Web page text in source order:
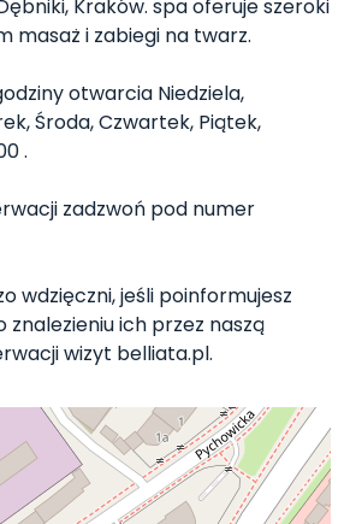
Kraków. spa oferuje szeroki
masaż i zabiegi na twarz.
otwarcia Niedziela,
Środa, Czwartek, Piątek,
.
zadzwoń pod numer
wdzięczni, jeśli poinformujesz
znalezieniu ich przez naszą
wizyt belliata.pl.